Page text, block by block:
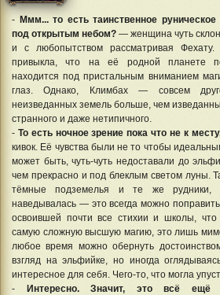
- Ммм... то есть таинственное
под открытым небом? — женщина чуть
и с любопытством рассматривая
привыкла, что на её родной планете
находится под пристальным вниманием
глаз. Однако, Климбах — совсем
неизведанных земель больше, чем
странного и даже нетипичного.
- То есть ночное зрение пока что не к
кивок. Её чувства были не то чтобы
может быть, чуть-чуть недоставали до
чем прекрасно и под блеклым светом луны.
тёмные подземелья и те же рудники,
наведывалась — это всегда можно
освоившей почти все стихии и школы, что
самую сложную высшую магию, это лишь
любое время можно обернуть
взгляд на эльфийке, но иногда
интересное для себя. Чего-то, что могла
-
Интересно. Значит, это всё ещё